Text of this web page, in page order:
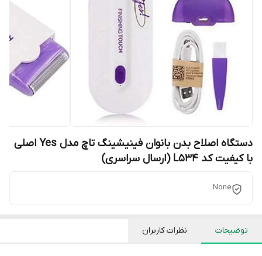
دستگاه اصلاح بدن بانوان فینیشینگ تاچ مدل Yes اصلی
با کیفیت کد L534 (ارسال سراسری)
None
توضیحات نظرات کاربران